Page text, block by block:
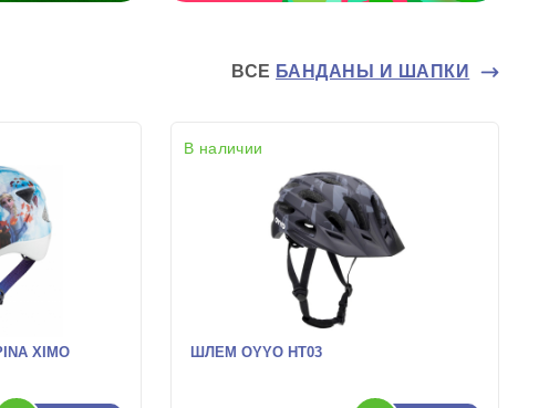
ВСЕ БАНДАНЫ И ШАПКИ
XIMO
В наличии
ШЛЕМ OYYO HT03